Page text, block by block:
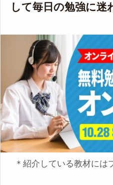
して毎日の勉強に
＊紹介している教材には